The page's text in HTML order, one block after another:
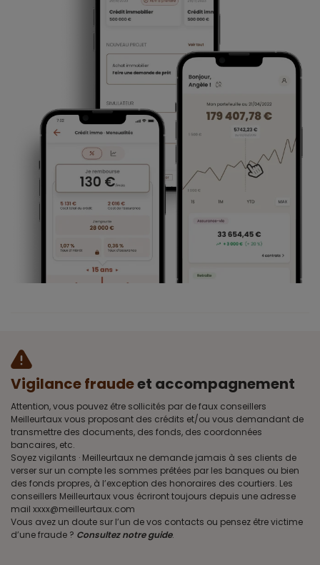
Vigilance fraudeet accompagnement
Attention, vous pouvez être sollicités par de faux conseillers
Meilleurtaux vous proposant des crédits et/ou vous demandant de
transmettre des documents, des fonds, des coordonnées
bancaires, etc.
Soyez vigilants · Meilleurtaux ne demande jamais à ses clients de
verser sur un compte les sommes prêtées par les banques ou bien
des fonds propres, à l’exception des honoraires des courtiers. Les
conseillers Meilleurtaux vous écriront toujours depuis une adresse
mail xxxx@meilleurtaux.com
Vous avez un doute sur l’un de vos contacts ou pensez être victime
d’une fraude ? Consultez notre guide.